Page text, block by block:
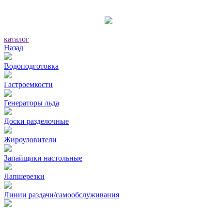
каталог
Назад
Водоподготовка
Гастроемкости
Генераторы льда
Доски разделочные
Жироуловители
Запайщики настольные
Лапшерезки
Линии раздачи/самообслуживания